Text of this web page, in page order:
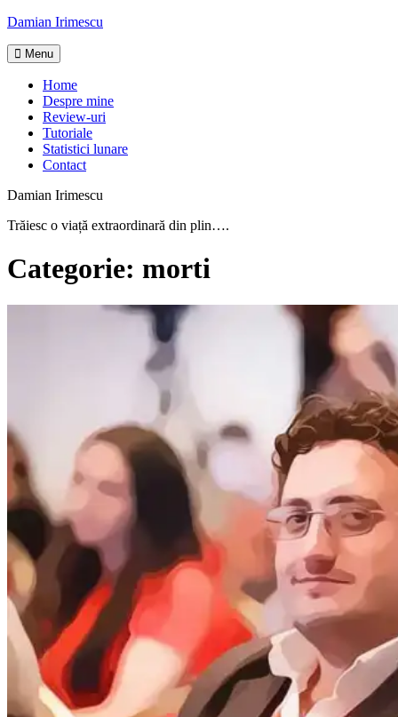
Skip
content
Damian Irimescu
Menu
Home
Despre mine
Review-uri
Tutoriale
Statistici lunare
Contact
Damian Irimescu
Trăiesc o viață extraordinară din plin….
Categorie: morti